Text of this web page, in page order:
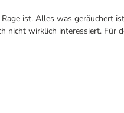
ist. Alles was geräuchert
nicht wirklich interessiert.